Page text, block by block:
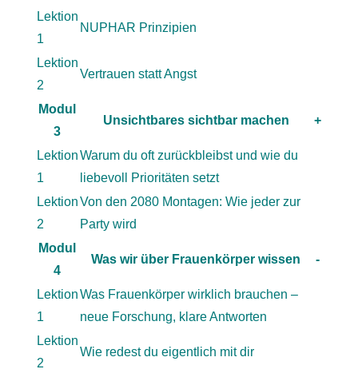
Lektion
1
NUPHAR Prinzipien
Lektion
2
Vertrauen statt Angst
Modul
3
Unsichtbares sichtbar machen +
Lektion
1
Warum du oft zurückbleibst und wie du
liebevoll Prioritäten setzt
Lektion
2
Von den 2080 Montagen: Wie jeder zur
Party wird
Modul
4
Was wir über Frauenkörper wissen -
Lektion
1
Was Frauenkörper wirklich brauchen –
neue Forschung, klare Antworten
Lektion
2
Wie redest du eigentlich mit dir